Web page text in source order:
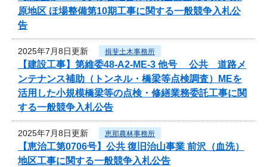
原地区 ほ場整備第10期工事に関する一般競争入札公
告
2025年7月8日更新 揖斐土木事務所
【建設工事】第維委48-A2-ME-3 他号 公共 道路メ
ンテナンス補助（トンネル・橋梁等点検調査）MEを
活用した小規模橋梁等の点検・修繕業務委託工事に関
する一般競争入札公告
2025年7月8日更新 恵那農林事務所
【恵治工第0706号】公共 復旧治山事業 前沢（血洗）
地区工事に関する一般競争入札公告